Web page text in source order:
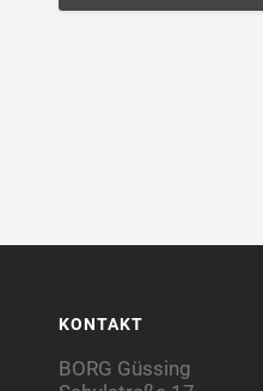
KONTAKT
BORG Güssing